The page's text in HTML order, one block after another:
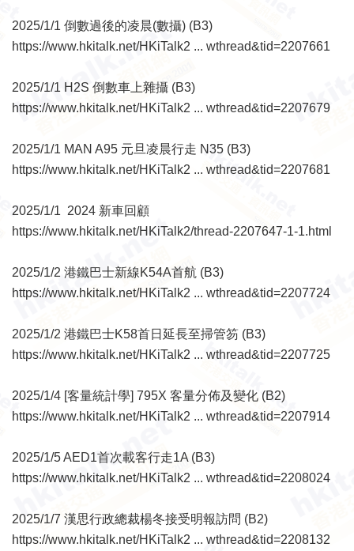
2025/1/1 倒數過後的凌晨(數攝) (B3)
https://www.hkitalk.net/HKiTalk2 ... wthread&tid=2207661
2025/1/1 H2S 倒數車上雜攝 (B3)
https://www.hkitalk.net/HKiTalk2 ... wthread&tid=2207679
2025/1/1 MAN A95 元旦凌晨行走 N35 (B3)
https://www.hkitalk.net/HKiTalk2 ... wthread&tid=2207681
2025/1/1 2024 新車回顧
https://www.hkitalk.net/HKiTalk2/thread-2207647-1-1.html
2025/1/2 港鐵巴士新線K54A首航 (B3)
https://www.hkitalk.net/HKiTalk2 ... wthread&tid=2207724
2025/1/2 港鐵巴士K58首日延長至掃管笏 (B3)
https://www.hkitalk.net/HKiTalk2 ... wthread&tid=2207725
2025/1/4 [客量統計學] 795X 客量分佈及變化 (B2)
https://www.hkitalk.net/HKiTalk2 ... wthread&tid=2207914
2025/1/5 AED1首次載客行走1A (B3)
https://www.hkitalk.net/HKiTalk2 ... wthread&tid=2208024
2025/1/7 漢思行政總裁楊冬接受明報訪問 (B2)
https://www.hkitalk.net/HKiTalk2 ... wthread&tid=2208132